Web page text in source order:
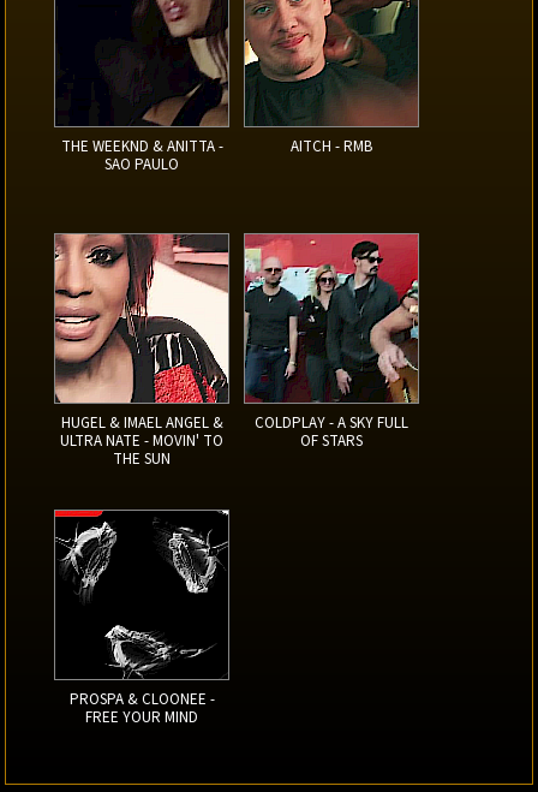
THE WEEKND & ANITTA -
SAO PAULO
AITCH - RMB
HUGEL & IMAEL ANGEL &
ULTRA NATE - MOVIN' TO
THE SUN
COLDPLAY - A SKY FULL
OF STARS
PROSPA & CLOONEE -
FREE YOUR MIND